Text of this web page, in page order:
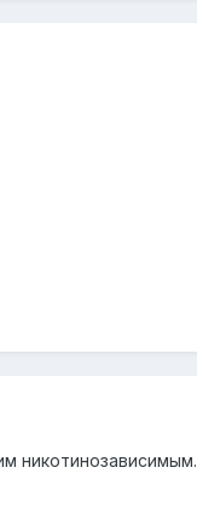
никотинозависимым.